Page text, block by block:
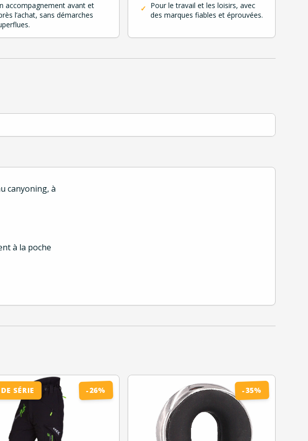
accompagnement avant et
l’achat, sans démarches
✓ Pour le travail et les loisirs, avec
des marques fiables et éprouvées.
canyoning, à
à la poche
SÉRIE -26% -35%